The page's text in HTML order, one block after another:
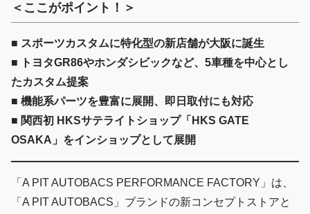
＜ここがポイント！＞
■ スポーツカスタムに特化型の新店舗が大阪に誕生
■ トヨタGR86やホンダシビックなど、5車種を中心とし
たカスタム提案
■ 機能系パーツを豊富に展開、即日取付にも対応
■ 関西初 HKSサテライトショップ「HKS GATE
OSAKA」をインショップとして展開
「A PIT AUTOBACS PERFORMANCE FACTORY」は、
「A PIT AUTOBACS」ブランドの新コンセプトストアと